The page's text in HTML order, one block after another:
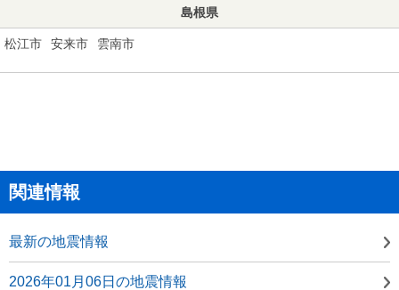
島根県
松江市 安来市 雲南市
関連情報
最新の地震情報
2026年01月06日の地震情報